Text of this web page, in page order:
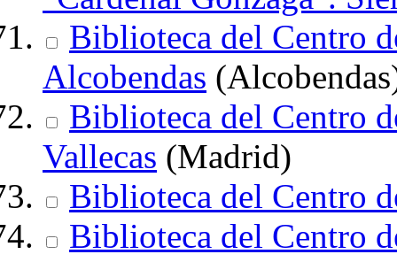
Biblioteca del Centro
Alcobendas
Biblioteca del Centro
Vallecas (Madrid)
Biblioteca del Centro
Biblioteca del Centro